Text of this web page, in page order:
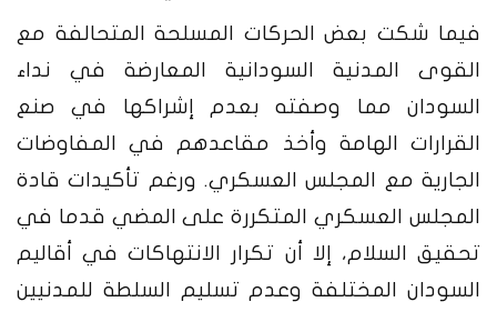
فيما شكت بعض الحركات المسلحة المتحالفة مع
القوى المدنية السودانية المعارضة في نداء
السودان مما وصفته بعدم إشراكها في صنع
القرارات الهامة وأخذ مقاعدهم في المفاوضات
الجارية مع المجلس العسكري. ورغم تأكيدات قادة
المجلس العسكري المتكررة على المضي قدما في
تحقيق السلام، إلا أن تكرار الانتهاكات في أقاليم
السودان المختلفة وعدم تسليم السلطة للمدنيين